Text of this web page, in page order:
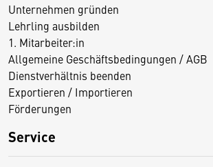
Unternehmen gründen
Lehrling ausbilden
1. Mitarbeiter:in
Allgemeine Geschäftsbedingungen / AGB
Dienstverhältnis beenden
Exportieren / Importieren
Förderungen
Service